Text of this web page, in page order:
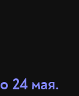
24 мая.